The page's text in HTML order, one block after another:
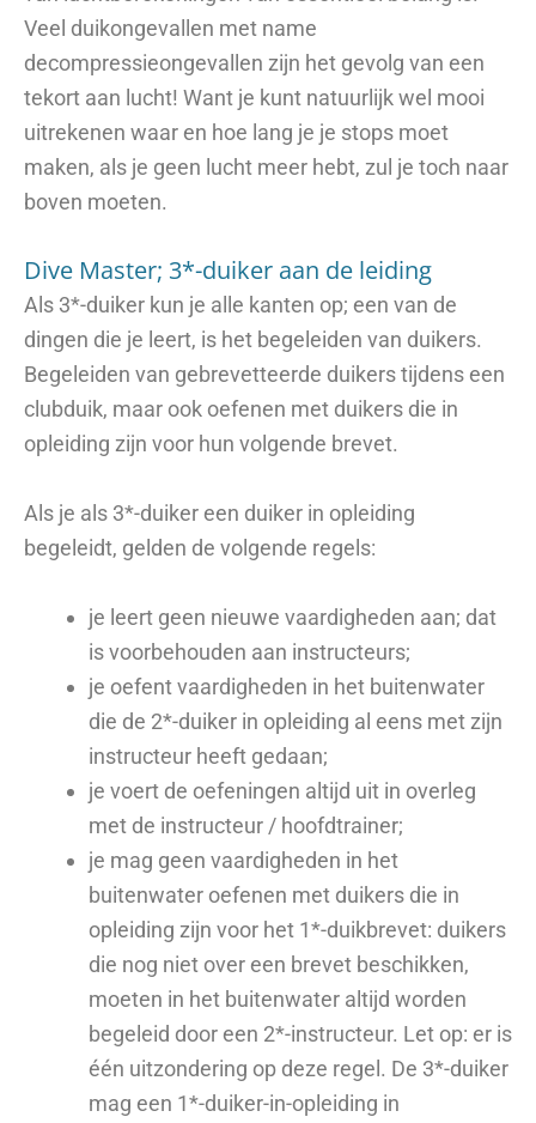
Veel duikongevallen met name
decompressieongevallen zijn het gevolg van een
tekort aan lucht! Want je kunt natuurlijk wel mooi
uitrekenen waar en hoe lang je je stops moet
maken, als je geen lucht meer hebt, zul je toch naar
boven moeten.
Dive Master; 3*-duiker aan de leiding
Als 3*-duiker kun je alle kanten op; een van de
dingen die je leert, is het begeleiden van duikers.
Begeleiden van gebrevetteerde duikers tijdens een
clubduik, maar ook oefenen met duikers die in
opleiding zijn voor hun volgende brevet.
Als je als 3*-duiker een duiker in opleiding
begeleidt, gelden de volgende regels:
je leert geen nieuwe vaardigheden aan; dat
is voorbehouden aan instructeurs;
je oefent vaardigheden in het buitenwater
die de 2*-duiker in opleiding al eens met zijn
instructeur heeft gedaan;
je voert de oefeningen altijd uit in overleg
met de instructeur / hoofdtrainer;
je mag geen vaardigheden in het
buitenwater oefenen met duikers die in
opleiding zijn voor het 1*-duikbrevet: duikers
die nog niet over een brevet beschikken,
moeten in het buitenwater altijd worden
begeleid door een 2*-instructeur. Let op: er is
één uitzondering op deze regel. De 3*-duiker
mag een 1*-duiker-in-opleiding in